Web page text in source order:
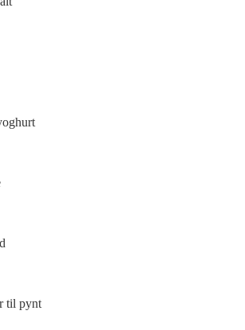
til pynt